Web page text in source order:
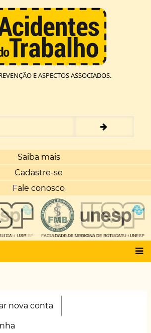
E ASPECTOS ASSOCIADOS.
Saiba mais
Cadastre-se
Fale conosco
nova conta